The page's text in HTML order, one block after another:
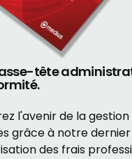
tête
l'avenir de la gestion
grâce à notre
des frais